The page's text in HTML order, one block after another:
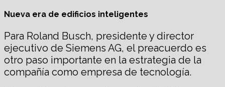
Nueva era de edificios inteligentes
Para Roland Busch, presidente y director
ejecutivo de Siemens AG, el preacuerdo es
otro paso importante en la estrategia de la
compañía como empresa de tecnología.